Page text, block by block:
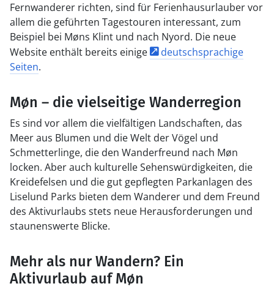
Fernwanderer richten, sind für Ferienhausurlauber vor
allem die geführten Tagestouren interessant, zum
Beispiel bei Møns Klint und nach Nyord. Die neue
Website enthält bereits einige
deutschsprachige
Seiten.
Møn – die vielseitige Wanderregion
Es sind vor allem die vielfältigen Landschaften, das
Meer aus Blumen und die Welt der Vögel und
Schmetterlinge, die den Wanderfreund nach Møn
locken. Aber auch kulturelle Sehenswürdigkeiten, die
Kreidefelsen und die gut gepflegten Parkanlagen des
Liselund Parks bieten dem Wanderer und dem Freund
des Aktivurlaubs stets neue Herausforderungen und
staunenswerte Blicke.
Mehr als nur Wandern? Ein
Aktivurlaub auf Møn